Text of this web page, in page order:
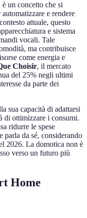
un concetto che si
e rendere
attuale, questo
e sistema
vocali. Tale
ma contribuisce
come energia e
Choisir, il mercato
del 25% negli ultimi
da parte dei
sua capacità di adattarsi
di ottimizzare i consumi.
ridurre le spese
parla da sé, considerando
2026. La domotica non è
verso un futuro più
Home